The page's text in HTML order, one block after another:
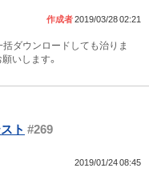
作成者2019/03/28 02:21
ダウンロードしても治りま
いします。
ト #269
2019/01/24 08:45